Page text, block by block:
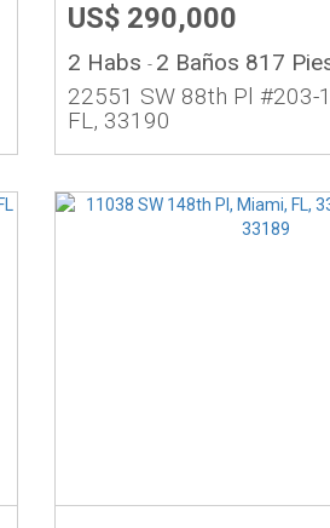
US$ 290,000
2 Habs - 2 Baños 817
22551 SW 88th Pl #203-
FL, 33190